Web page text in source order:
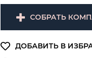
СОБРАТЬ